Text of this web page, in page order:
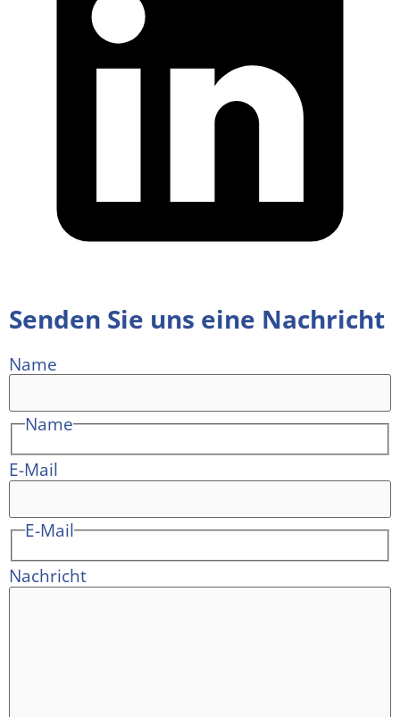
Senden Sie uns eine Nachricht
Name
Name
E-Mail
E-Mail
Nachricht